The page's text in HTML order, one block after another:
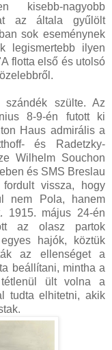
kisebb-nagyobb
az általa gyűlölt
sok eseménynek
legismertebb ilyen
flotta első és utolsó
szülte. Az
8-9-én futott ki
Haus admirális a
és Radetzky-
Wilhelm Souchon
és SMS Breslau
vissza, hogy
nem Pola, hanem
1915. május 24-én
az olasz partok
hajók, köztük
az ellenséget a
beállítani, mintha a
ült volna a
tudta elhitetni, akik